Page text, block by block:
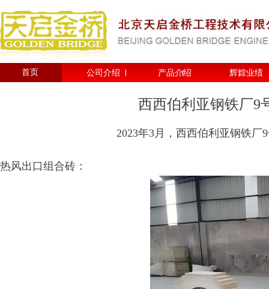
公司介绍 产品介绍 辉煌业绩
首页
西西伯利亚钢铁厂9
​2023年3月，西西伯利亚钢铁
热风出口组合砖：